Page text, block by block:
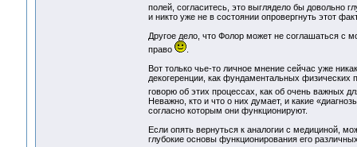
полей, согласитесь, это выглядело бы довольно
и никто уже не в состоянии опровергнуть этот
Другое дело, что Фолор может не соглашаться с
право
.
Вот только чье-то личное мнение сейчас уже
декогеренции, как фундаментальных
говорю об этих процессах, как об очень важных
Неважно, кто и что о них думает, и какие
согласно которым они функционируют.
Если опять вернуться к аналогии с медициной,
глубокие основы функционирования его